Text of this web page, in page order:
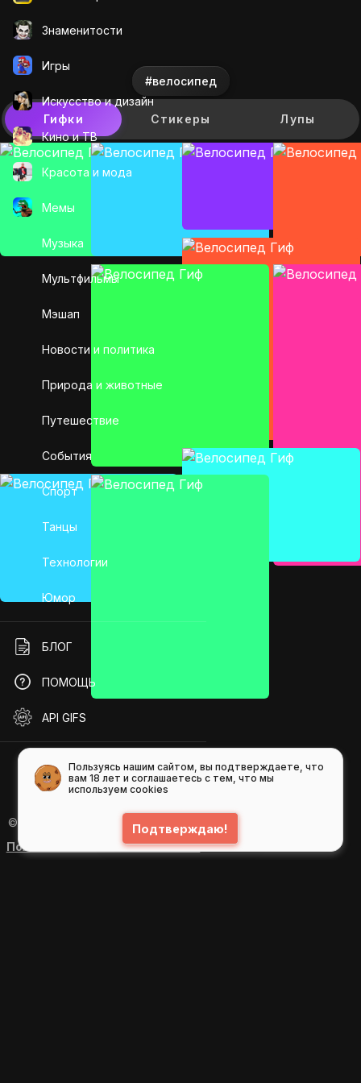
Знаменитости
Игры
Искусcтво и дизайн
Кино и ТВ
Красота и мода
Мемы
Музыка
Мультфильмы
Мэшап
Новости и политика
Природа и животные
Путешествие
События
Спорт
Танцы
Технологии
Юмор
БЛОГ
ПОМОЩЬ
API GIFS
© 2026
GIFS ( gifs.ru , гифки.рф )
Пользовательское соглашение
#велосипед
Гифки Стикеры Лупы
Пользуясь нашим сайтом, вы подтверждаете, что
вам 18 лет и соглашаетесь с тем, что мы
используем cookies
Подтверждаю!